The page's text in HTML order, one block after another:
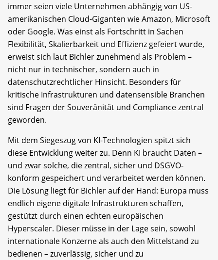
immer seien viele Unternehmen abhängig von US-
amerikanischen Cloud-Giganten wie Amazon, Microsoft
oder Google. Was einst als Fortschritt in Sachen
Flexibilität, Skalierbarkeit und Effizienz gefeiert wurde,
erweist sich laut Bichler zunehmend als Problem –
nicht nur in technischer, sondern auch in
datenschutzrechtlicher Hinsicht. Besonders für
kritische Infrastrukturen und datensensible Branchen
sind Fragen der Souveränität und Compliance zentral
geworden.
Mit dem Siegeszug von KI-Technologien spitzt sich
diese Entwicklung weiter zu. Denn KI braucht Daten –
und zwar solche, die zentral, sicher und DSGVO-
konform gespeichert und verarbeitet werden können.
Die Lösung liegt für Bichler auf der Hand: Europa muss
endlich eigene digitale Infrastrukturen schaffen,
gestützt durch einen echten europäischen
Hyperscaler. Dieser müsse in der Lage sein, sowohl
internationale Konzerne als auch den Mittelstand zu
bedienen – zuverlässig, sicher und zu